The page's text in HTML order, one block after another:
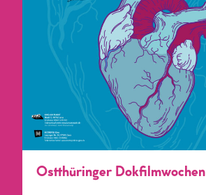
Ostthüringer Dokfilmwochen